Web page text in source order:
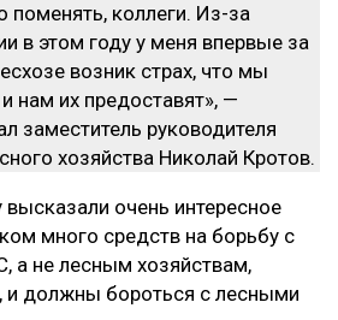
коллеги. Из-за
в этом году у меня впервые за
возник страх, что мы
нам их предоставят», —
заместитель руководителя
хозяйства Николай Кротов.
высказали очень интересное
много средств на борьбу с
а не лесным хозяйствам,
и должны бороться с лесными